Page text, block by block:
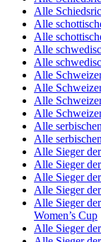
Alle
Alle
Alle
Alle
Alle
Alle
Alle
Alle
Alle
Alle
Alle
Alle Sieger
Alle Sieger
Alle Sieger
Alle Sieger
Alle Sieger
Women’s Cup
Alle Sieger